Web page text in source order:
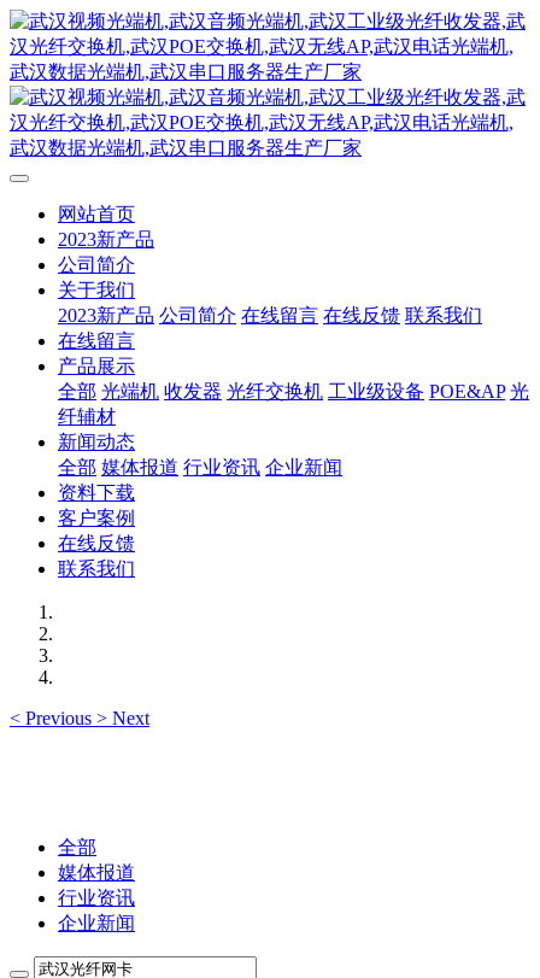
网站首页
2023新产品
公司简介
关于我们
2023新产品 公司简介 在线留言 在线反馈 联系我们
在线留言
产品展示
全部 光端机 收发器 光纤交换机 工业级设备 POE&AP 光
纤辅材
新闻动态
全部 媒体报道 行业资讯 企业新闻
资料下载
客户案例
在线反馈
联系我们
< Previous > Next
全部
媒体报道
行业资讯
企业新闻